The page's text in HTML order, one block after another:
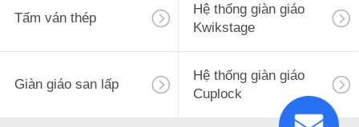
Tấm ván thép
Hệ thống giàn giáo
Kwikstage
Giàn giáo san lấp
Hệ thống giàn giáo
Cuplock